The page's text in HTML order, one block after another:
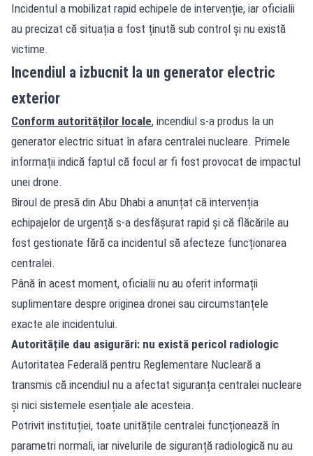
Incidentul a mobilizat rapid echipele de intervenție, iar oficialii
au precizat că situația a fost ținută sub control și nu există
victime.
Incendiul a izbucnit la un generator electric
exterior
Conform autorităților locale, incendiul s-a produs la un
generator electric situat în afara centralei nucleare. Primele
informații indică faptul că focul ar fi fost provocat de impactul
unei drone.
Biroul de presă din Abu Dhabi a anunțat că intervenția
echipajelor de urgență s-a desfășurat rapid și că flăcările au
fost gestionate fără ca incidentul să afecteze funcționarea
centralei.
Până în acest moment, oficialii nu au oferit informații
suplimentare despre originea dronei sau circumstanțele
exacte ale incidentului.
Autoritățile dau asigurări: nu există pericol radiologic
Autoritatea Federală pentru Reglementare Nucleară a
transmis că incendiul nu a afectat siguranța centralei nucleare
și nici sistemele esențiale ale acesteia.
Potrivit instituției, toate unitățile centralei funcționează în
parametri normali, iar nivelurile de siguranță radiologică nu au